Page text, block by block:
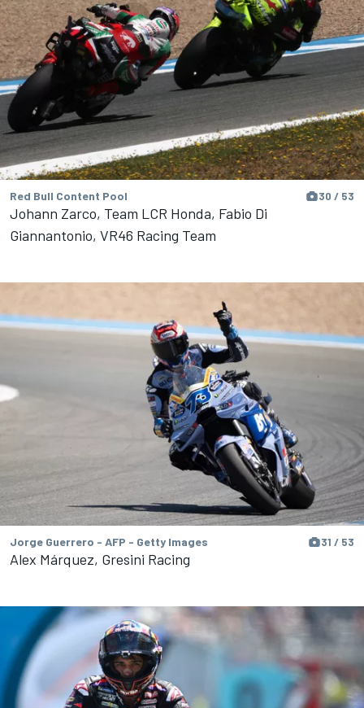
Red Bull Content Pool 30 / 53
Johann Zarco, Team LCR Honda, Fabio Di
Giannantonio, VR46 Racing Team
Jorge Guerrero - AFP - Getty Images 31 / 53
Alex Márquez, Gresini Racing